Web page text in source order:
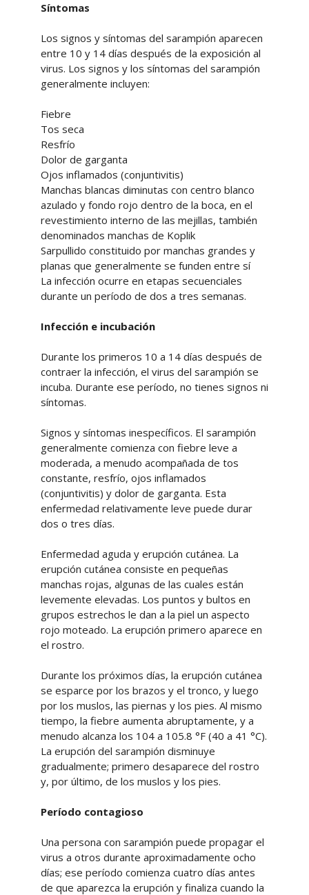
Síntomas
Los signos y síntomas del sarampión aparecen
entre 10 y 14 días después de la exposición al
virus. Los signos y los síntomas del sarampión
generalmente incluyen:
Fiebre
Tos seca
Resfrío
Dolor de garganta
Ojos inflamados (conjuntivitis)
Manchas blancas diminutas con centro blanco
azulado y fondo rojo dentro de la boca, en el
revestimiento interno de las mejillas, también
denominados manchas de Koplik
Sarpullido constituido por manchas grandes y
planas que generalmente se funden entre sí
La infección ocurre en etapas secuenciales
durante un período de dos a tres semanas.
Infección e incubación
Durante los primeros 10 a 14 días después de
contraer la infección, el virus del sarampión se
incuba. Durante ese período, no tienes signos ni
síntomas.
Signos y síntomas inespecíficos. El sarampión
generalmente comienza con fiebre leve a
moderada, a menudo acompañada de tos
constante, resfrío, ojos inflamados
(conjuntivitis) y dolor de garganta. Esta
enfermedad relativamente leve puede durar
dos o tres días.
Enfermedad aguda y erupción cutánea. La
erupción cutánea consiste en pequeñas
manchas rojas, algunas de las cuales están
levemente elevadas. Los puntos y bultos en
grupos estrechos le dan a la piel un aspecto
rojo moteado. La erupción primero aparece en
el rostro.
Durante los próximos días, la erupción cutánea
se esparce por los brazos y el tronco, y luego
por los muslos, las piernas y los pies. Al mismo
tiempo, la fiebre aumenta abruptamente, y a
menudo alcanza los 104 a 105.8 °F (40 a 41 °C).
La erupción del sarampión disminuye
gradualmente; primero desaparece del rostro
y, por último, de los muslos y los pies.
Período contagioso
Una persona con sarampión puede propagar el
virus a otros durante aproximadamente ocho
días; ese período comienza cuatro días antes
de que aparezca la erupción y finaliza cuando la